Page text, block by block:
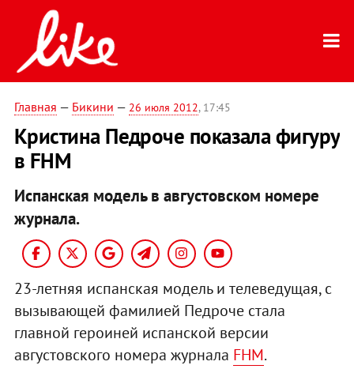
Главная — Бикини — 26 июля 2012, 17:45
Кристина Педроче показала фигуру
в FHM
Испанская модель в августовском номере
журнала.
23-летняя испанская модель и телеведущая, с
вызывающей фамилией Педроче стала
главной героиней испанской версии
августовского номера журнала FHM.